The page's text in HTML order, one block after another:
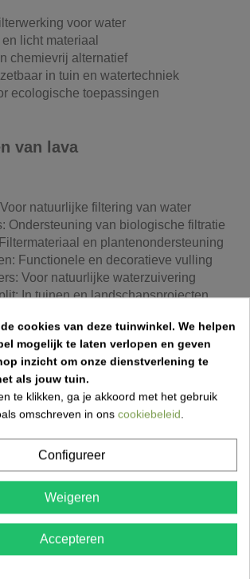
voor water
licht materiaal
chemievrij alternatief
in tuin en watertechniek
ecologische toepassingen
van lava
natuurlijke filtering van water
Ondersteuning van biologische filtratie
en plantenondersteuning
Functionele en decoratieve vulling
Voor natuurlijke waterzuivering
In tuinen en landschapsprojecten
in combinatie met riet en planten
Dit systeem zorgt voor een natuurlijke
zonder gebruik van chemische
blijft de waterkwaliteit in vijvers en
duurzame manier in balans.
heeft u nodig?
cookies van deze tuinwinkel. We helpen
mogelijk te laten verlopen en geven
inzicht om onze dienstverlening te
als jouw tuin.
te klikken, ga je akkoord met het gebruik
omschreven in ons cookiebeleid.
Configureer
Weigeren
Accepteren